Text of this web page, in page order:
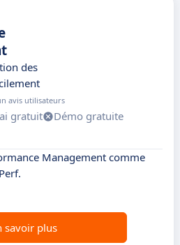
des
avis utilisateurs
gratuit
Démo gratuite
Management comme
savoir plus